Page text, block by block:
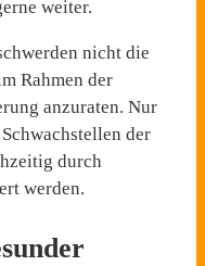
weiter.
nicht die
Rahmen der
anzuraten. Nur
der
durch
werden.